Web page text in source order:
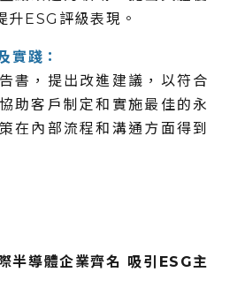
升ESG評級表現。
實踐：
書，提出改進建議，以符合
助客戶制定和實施最佳的永
在內部流程和溝通方面得到
半導體企業齊名 吸引ESG主